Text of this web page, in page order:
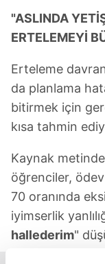
"ASLINDA
ERTELEMEYİ
Erteleme
da planlama
bitirmek için
kısa tahmin
Kaynak
öğrenciler,
70 oranında
iyimserlik
hallederim"